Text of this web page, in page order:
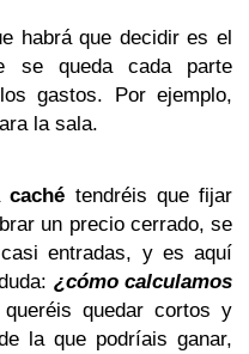
habrá que decidir es el
se queda cada parte
gastos. Por ejemplo,
la sala.
caché tendréis que fijar
un precio cerrado, se
entradas, y es aquí
¿cómo calculamos
quedar cortos y
la que podríais ganar,